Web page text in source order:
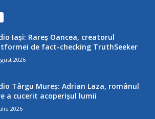
Iași: Rareș Oancea, creatorul
de fact-checking TruthSeeker
2026
Târgu Mureș: Adrian Laza, românul
a cucerit acoperișul lumii
2026